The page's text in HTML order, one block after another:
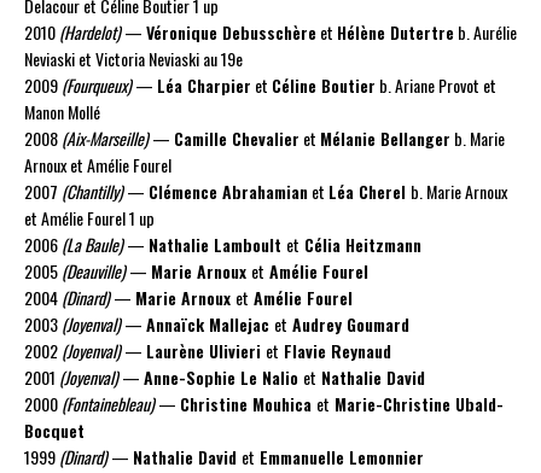
Delacour et Céline Boutier 1 up
2010(Hardelot)—Véronique Debusschèreet Hélène Dutertreb. Aurélie
Neviaski et Victoria Neviaski au 19e
2009(Fourqueux)— Léa Charpier et Céline Boutier b. Ariane Provot et
Manon Mollé
2008(Aix-Marseille)— Camille Chevalier et Mélanie Bellanger b. Marie
Arnoux et Amélie Fourel
2007 (Chantilly)— Clémence Abrahamianet Léa Cherel b. Marie Arnoux
et Amélie Fourel 1 up
2006(La Baule)— Nathalie Lamboult et Célia Heitzmann
2005(Deauville)— Marie Arnoux et Amélie Fourel
2004(Dinard)— Marie Arnoux et Amélie Fourel
2003(Joyenval)—Annaïck Mallejac et Audrey Goumard
2002(Joyenval)— Laurène Ulivieri et Flavie Reynaud
2001 (Joyenval)—Anne-Sophie Le Nalio et Nathalie David
2000(Fontainebleau)— Christine Mouhica et Marie-Christine Ubald-
Bocquet
1999(Dinard)— Nathalie David et Emmanuelle Lemonnier